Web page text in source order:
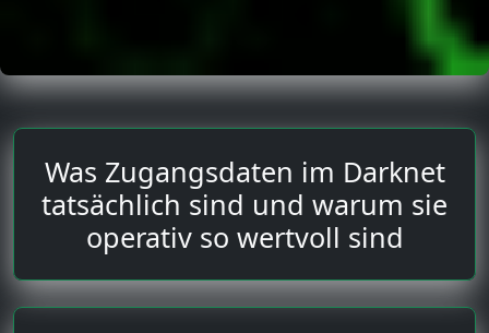
Was Zugangsdaten im Darknet
tatsächlich sind und warum sie
operativ so wertvoll sind